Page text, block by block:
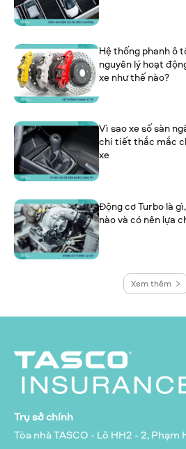
Hệ thống phanh ô
nguyên lý hoạt
xe như thế nào?
Vì sao xe số sàn
chi tiết thắc mắc
xe
Động cơ Turbo là
nào và có nên lựa
Xem thêm
Trụ sở chính
Tòa nhà TASCO - Lô HH2 - 2, Phạm